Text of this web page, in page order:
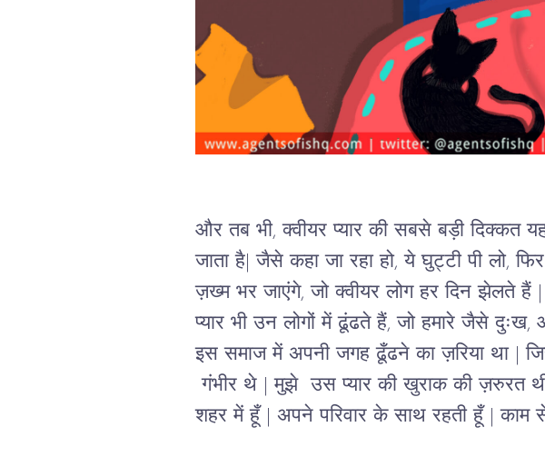
और तब भी, क्वीयर प्यार की सबसे बड़ी दिक्कत
जाता है| जैसे कहा जा रहा हो, ये घुट्टी पी लो,
ज़ख्म भर जाएंगे, जो क्वीयर लोग हर दिन झेलते हैं
प्यार भी उन लोगों में ढूंढते हैं, जो हमारे जैसे
इस समाज में अपनी जगह ढूँढने का ज़रिया था |
गंभीर थे
| मुझे  उस प्यार की खुराक की ज़रुरत
शहर में हूँ
अपने परिवार के साथ रहती हूँ | काम